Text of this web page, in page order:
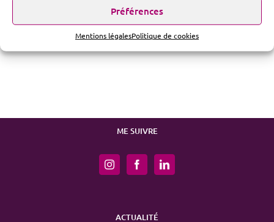
Préférences
Mentions légalesPolitique de cookies
ME SUIVRE
ACTUALITÉ